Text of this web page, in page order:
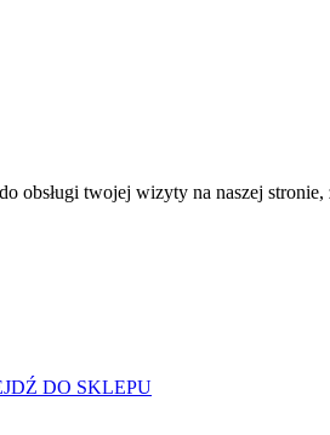
obsługi twojej wizyty na naszej
DO SKLEPU